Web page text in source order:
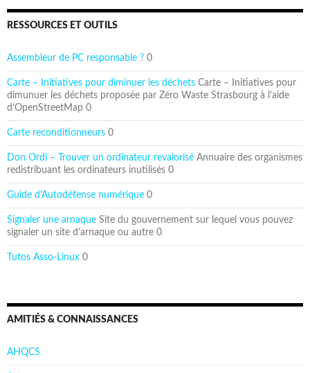
RESSOURCES ET OUTILS
Assembleur de PC responsable ? 0
Carte – Initiatives pour diminuer les déchets Carte – Initiatives pour
dimunuer les déchets proposée par Zéro Waste Strasbourg à l’aide
d’OpenStreetMap 0
Carte reconditionneurs 0
Don Ordi – Trouver un ordinateur revalorisé Annuaire des organismes
redistribuant les ordinateurs inutilisés 0
Guide d'Autodéfense numérique 0
Signaler une arnaque Site du gouvernement sur lequel vous pouvez
signaler un site d’arnaque ou autre 0
Tutos Asso-Linux 0
AMITIÉS & CONNAISSANCES
AHQCS